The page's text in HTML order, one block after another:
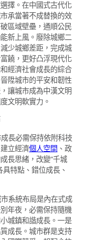
擇。在中國式古代化
承當著不成替換的效
區域壁壘，通順公民
新上風。廢除城鄉二
少城鄉差距，完成城
饒，更好凸浮現代化
經濟社會成長的綜合
陞城市的平安和韌性
讓城市成為中漢文明
文明軟實力。
長必需保持依附科技
立經濟個人空間 、政
長思緒，改變“千城
特點、錯位成長、
系統布局是內在式成
年夜，必需保持隨機
城鎮和諧成長。一是
成長。城市群是支持